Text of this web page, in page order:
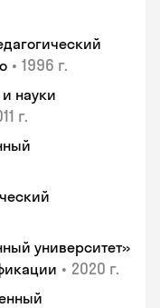
• 1996 г.
науки
г.
университет»
• 2020 г.